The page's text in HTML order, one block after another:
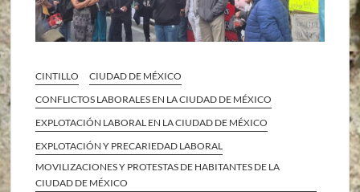
CINTILLO
CIUDAD DE MÉXICO
CONFLICTOS LABORALES EN LA CIUDAD DE MÉXICO
EXPLOTACIÓN LABORAL EN LA CIUDAD DE MÉXICO
EXPLOTACIÓN Y PRECARIEDAD LABORAL
MOVILIZACIONES Y PROTESTAS DE HABITANTES DE LA
CIUDAD DE MÉXICO